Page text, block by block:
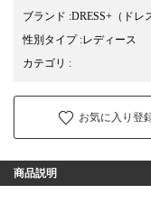
ブランド :DRESS+ （ドレ
性別タイプ:レディース
カテゴリ :
お気に入り登
商品説明